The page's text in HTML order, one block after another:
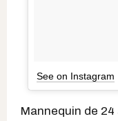
See on Instagram
Mannequin de